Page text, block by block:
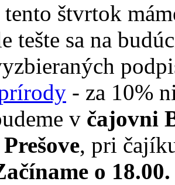
štvrtok
tešte sa na
- za 10%
v čajovni
, pri
o 18.00.